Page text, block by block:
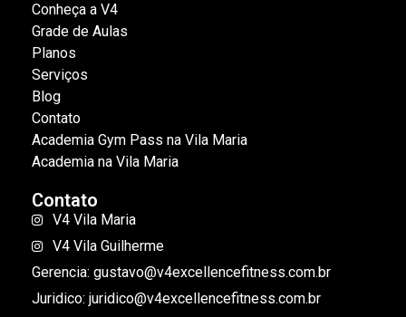
Conheça a V4
Grade de Aulas
Planos
Serviços
Blog
Contato
Academia Gym Pass na Vila Maria
Academia na Vila Maria
Contato
V4 Vila Maria
V4 Vila Guilherme
Gerencia: gustavo@v4excellencefitness.com.br
Juridico: juridico@v4excellencefitness.com.br